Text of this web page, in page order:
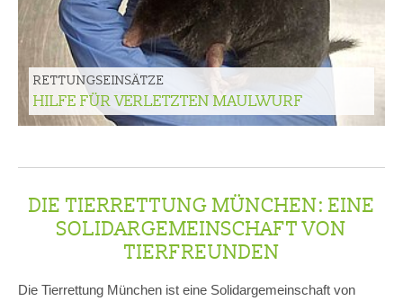
RETTUNGSEINSÄTZE
HILFE FÜR VERLETZTEN MAULWURF
DIE TIERRETTUNG MÜNCHEN: EINE
SOLIDARGEMEINSCHAFT VON
TIERFREUNDEN
Die Tierrettung München ist eine Solidargemeinschaft von